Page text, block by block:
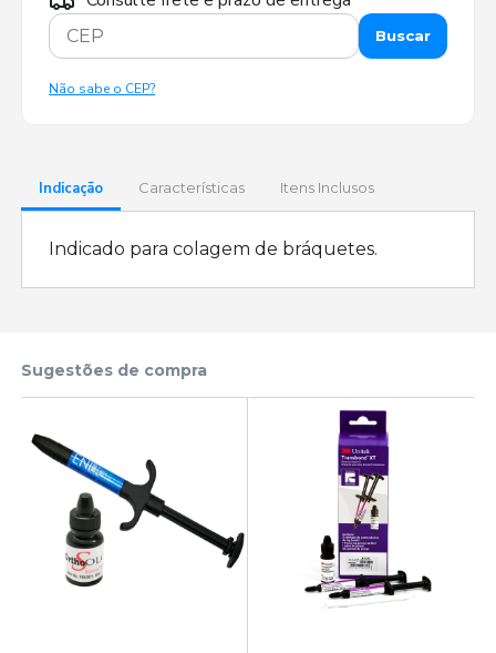
Buscar
Não sabe o CEP?
Indicação Características Itens Inclusos
Indicado para colagem de bráquetes.
Sugestões de compra